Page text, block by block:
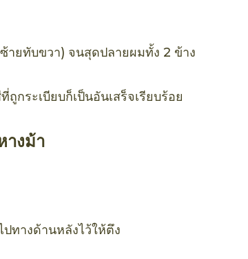
ายทับขวา) จนสุดปลายผมทั้ง 2 ข้าง
กระเบียบก็เป็นอันเสร็จเรียบร้อย
างม้า
ทางด้านหลังไว้ให้ตึง